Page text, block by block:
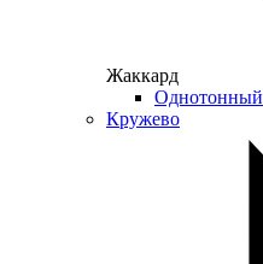
Жаккард
Однотонный
Кружево